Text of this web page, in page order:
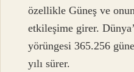
özellikle Güneş ve
etkileşime girer.
yörüngesi 365.256
yılı sürer.